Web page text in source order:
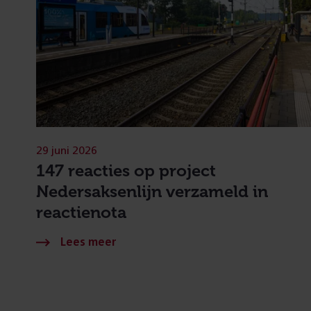
147 reacties op project
Nedersaksenlijn verzameld in
reactienota
29 juni 2026